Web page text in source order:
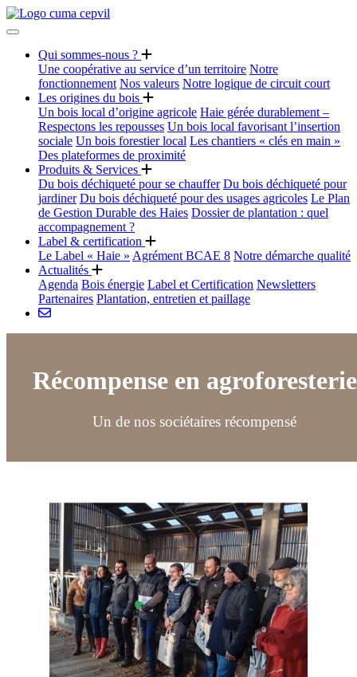
Qui sommes-nous ?
Une coopérative au service d’un territoire Notre
fonctionnement Nos valeurs Notre logique de circuit court
Les origines du bois
Un bois local d’origine agricole Haie gérée durablement –
Respectons les repousses Un bois local favorisant l’insertion
sociale Un bois forestier local Les chantiers « clés en main »
Des plateformes de proximité
Produits & Services
Du bois déchiqueté pour se chauffer Du bois déchiqueté pour
jardiner Du bois déchiqueté pour des usages agricoles Le Plan
de Gestion Durable des Haies Dossier de plantation : quel
accompagnement ?
Label & certification
Le Label « Haie » Agrément BCAE 8 Notre démarche qualité
Actualités
Agenda Bois énergie Label et Certification Newsletters
Partenaires Plantation, entretien et paillage
Récompense en agroforesterie
Un de nos sociétaires récompensé